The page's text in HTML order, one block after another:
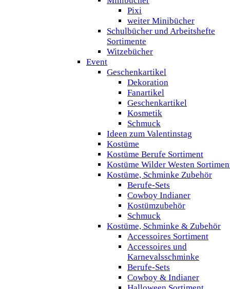
Pixi
weiter Minibücher
Schulbücher und Arbeitshefte
Sortimente
Witzebücher
Event
Geschenkartikel
Dekoration
Fanartikel
Geschenkartikel
Kosmetik
Schmuck
Ideen zum Valentinstag
Kostüme
Kostüme Berufe Sortiment
Kostüme Wilder Westen
Kostüme, Schminke Zubehör
Berufe-Sets
Cowboy Indianer
Kostümzubehör
Schmuck
Kostüme, Schminke & Zubehör
Accessoires Sortiment
Accessoires und
Karnevalsschminke
Berufe-Sets
Cowboy & Indianer